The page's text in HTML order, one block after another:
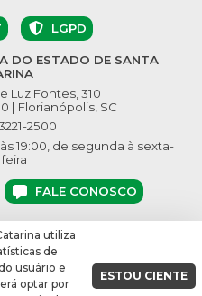
LGPD
DO ESTADO DE SANTA
Luz Fontes, 310
| Florianópolis, SC
2500
19:00, de segunda à sexta-
feira
FALE CONOSCO
de Santa Catarina 2026.
utiliza
de
usuário e
optar por
ESTOU CIENTE